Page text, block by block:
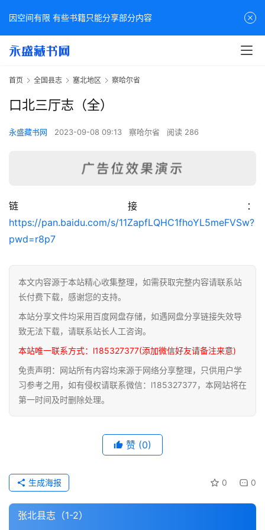
佛
家
典
道
家
典
籍
易
学
籍
籍
武
首页 全国县志 塞北地区 察哈尔省
口北三厅志（全）
永盛藏书网 2023-09-08 09:13 察哈尔省 阅读 286
链接：
https://pan.baidu.com/s/11ZapfLQHC1fhoYL5meFVSw?
pwd=r8p7
本文内容源于本站精心收集整理，如需获取完整内容请联系站
长付费下载，感谢您的支持。
本站分享文件均采用百度网盘存储，如遇网盘分享链接失效导
致无法下载，请联系站长人工咨询。
本站唯一联系方式：l185327377(添加微信好友请备注来意)
免责声明：网站所有内容均来源于网络分享整理，只供用户学
习参考之用，如有侵权请联系微信：l185327377，本网站将在
第一时间及时删除处理。
赞 (0)
0 0
生成海报
张北县志（1-2）
因空间有限 有些书籍只能分享部分内容